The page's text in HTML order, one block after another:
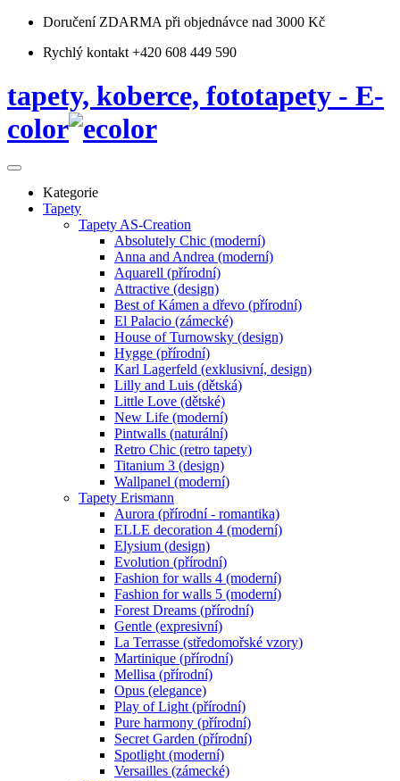
Doručení ZDARMA při objednávce nad 3000 Kč
Rychlý kontakt +420 608 449 590
tapety, koberce, fototapety - E-
color
Kategorie
Tapety
Tapety AS-Creation
Absolutely Chic (moderní)
Anna and Andrea (moderní)
Aquarell (přírodní)
Attractive (design)
Best of Kámen a dřevo (přírodní)
El Palacio (zámecké)
House of Turnowsky (design)
Hygge (přírodní)
Karl Lagerfeld (exklusivní, design)
Lilly and Luis (dětská)
Little Love (dětské)
New Life (moderní)
Pintwalls (naturální)
Retro Chic (retro tapety)
Titanium 3 (design)
Wallpanel (moderní)
Tapety Erismann
Aurora (přírodní - romantika)
ELLE decoration 4 (moderní)
Elysium (design)
Evolution (přírodní)
Fashion for walls 4 (moderní)
Fashion for walls 5 (moderní)
Forest Dreams (přírodní)
Gentle (expresivní)
La Terrasse (středomořské vzory)
Martinique (přírodní)
Mellisa (přírodní)
Opus (elegance)
Play of Light (přírodní)
Pure harmony (přírodní)
Secret Garden (přírodní)
Spotlight (moderní)
Versailles (zámecké)